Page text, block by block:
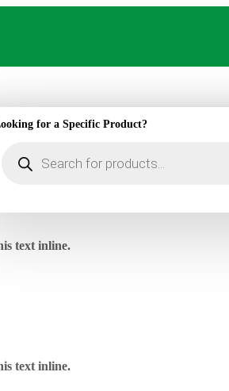
for a Specific Product?
productos
text inline.
text inline.